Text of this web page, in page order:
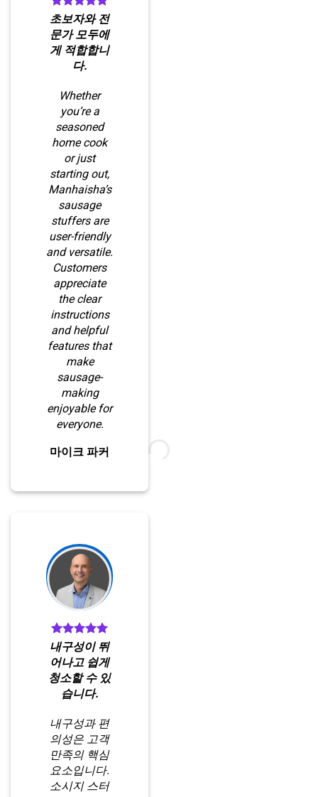
초보자와 전
문가 모두에
게 적합합니
다.
Whether
you’re a
seasoned
home cook
or just
starting out,
Manhaisha’s
sausage
stuffers are
user-friendly
and versatile.
Customers
appreciate
the clear
instructions
and helpful
features that
make
sausage-
making
enjoyable for
everyone.
마이크 파커
내구성이 뛰
어나고 쉽게
청소할 수 있
습니다.
내구성과 편
의성은 고객
만족의 핵심
요소입니다.
소시지 스터